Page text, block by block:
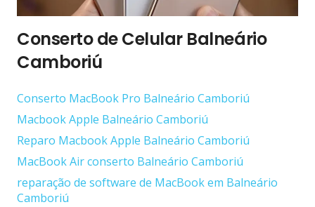
Conserto de Celular Balneário
Camboriú
Conserto ‎MacBook Pro Balneário Camboriú
Macbook Apple Balneário Camboriú
Reparo Macbook Apple Balneário Camboriú
MacBook Air conserto Balneário Camboriú
reparação de software de MacBook em Balneário
Camboriú